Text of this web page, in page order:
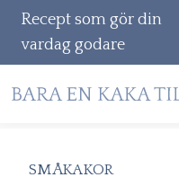
Recept som gör din
vardag godare
SMÅKAKOR